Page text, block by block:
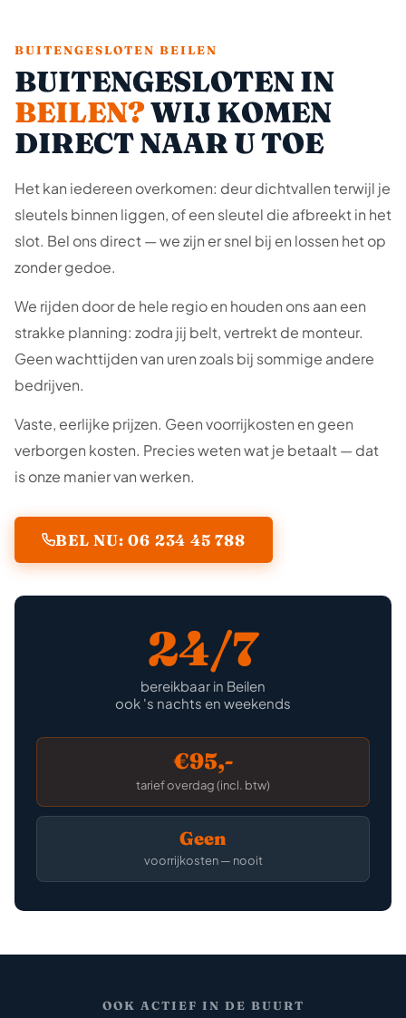
BUITENGESLOTEN BEILEN
BUITENGESLOTEN IN
BEILEN?WIJ KOMEN
DIRECT NAAR U TOE
Het kan iedereen overkomen: deur dichtvallen terwijl je
sleutels binnen liggen, of een sleutel die afbreekt in het
slot. Bel ons direct — we zijn er snel bij en lossen het op
zonder gedoe.
We rijden door de hele regio en houden ons aan een
strakke planning: zodra jij belt, vertrekt de monteur.
Geen wachttijden van uren zoals bij sommige andere
bedrijven.
Vaste, eerlijke prijzen. Geen voorrijkosten en geen
verborgen kosten. Precies weten wat je betaalt — dat
is onze manier van werken.
BEL NU: 06 234 45 788
24/7
bereikbaar in Beilen
ook 's nachts en weekends
€95,-
tarief overdag (incl. btw)
Geen
voorrijkosten — nooit
OOK ACTIEF IN DE BUURT